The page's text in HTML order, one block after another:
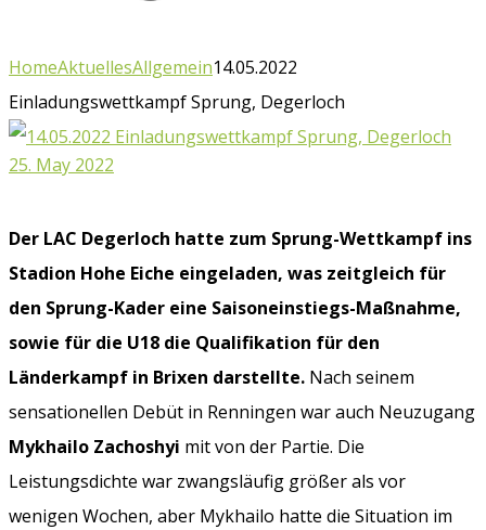
HomeAktuellesAllgemein14.05.2022
Einladungswettkampf Sprung, Degerloch
25. May 2022
Der LAC Degerloch hatte zum Sprung-Wettkampf ins
Stadion Hohe Eiche eingeladen, was zeitgleich für
den Sprung-Kader eine Saisoneinstiegs-Maßnahme,
sowie für die U18 die Qualifikation für den
Länderkampf in Brixen darstellte. Nach seinem
sensationellen Debüt in Renningen war auch Neuzugang
Mykhailo Zachoshyi mit von der Partie. Die
Leistungsdichte war zwangsläufig größer als vor
wenigen Wochen, aber Mykhailo hatte die Situation im